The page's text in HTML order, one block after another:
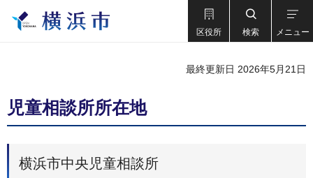
区役所 検索 メニュー
最終更新日 2026年5月21日
児童相談所所在地
横浜市中央児童相談所